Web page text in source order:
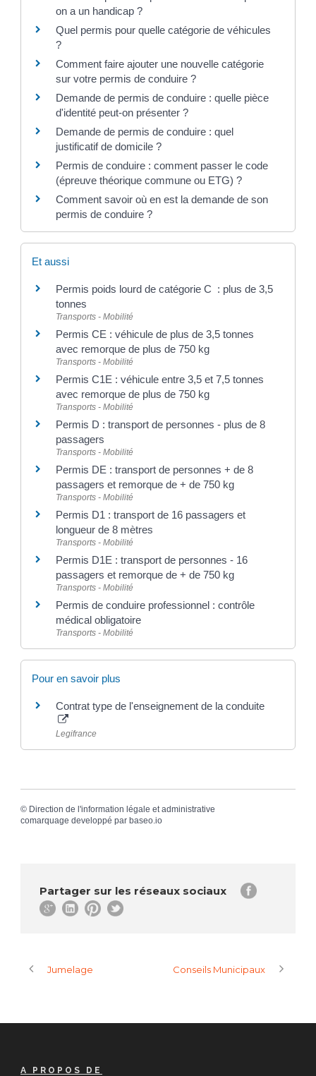
on a un handicap ?
Quel permis pour quelle catégorie de véhicules
?
Comment faire ajouter une nouvelle catégorie
sur votre permis de conduire ?
Demande de permis de conduire : quelle pièce
d'identité peut-on présenter ?
Demande de permis de conduire : quel
justificatif de domicile ?
Permis de conduire : comment passer le code
(épreuve théorique commune ou ETG) ?
Comment savoir où en est la demande de son
permis de conduire ?
Et aussi
Permis poids lourd de catégorie C : plus de 3,5
tonnes
Transports - Mobilité
Permis CE : véhicule de plus de 3,5 tonnes
avec remorque de plus de 750 kg
Transports - Mobilité
Permis C1E : véhicule entre 3,5 et 7,5 tonnes
avec remorque de plus de 750 kg
Transports - Mobilité
Permis D : transport de personnes - plus de 8
passagers
Transports - Mobilité
Permis DE : transport de personnes + de 8
passagers et remorque de + de 750 kg
Transports - Mobilité
Permis D1 : transport de 16 passagers et
longueur de 8 mètres
Transports - Mobilité
Permis D1E : transport de personnes - 16
passagers et remorque de + de 750 kg
Transports - Mobilité
Permis de conduire professionnel : contrôle
médical obligatoire
Transports - Mobilité
Pour en savoir plus
Contrat type de l'enseignement de la conduite
Legifrance
© Direction de l'information légale et administrative
comarquage developpé par baseo.io
Partager sur les réseaux sociaux
Jumelage Conseils Municipaux
A PROPOS DE